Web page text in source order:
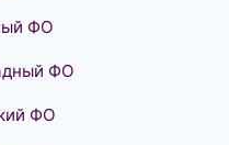
ФО
ФО
ФО